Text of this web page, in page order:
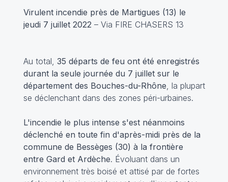
Virulent incendie près de Martigues (13) le
jeudi 7 juillet 2022 – Via FIRE CHASERS 13
Au total, 35 départs de feu ont été enregistrés
durant la seule journée du 7 juillet sur le
département des Bouches-du-Rhône , la plupart
se déclenchant dans des zones péri-urbaines.
L'incendie le plus intense s'est néanmoins
déclenché en toute fin d'après-midi près de la
commune de Bessèges (30) à la frontière
entre Gard et Ardèche. Évoluant dans un
environnement très boisé et attisé par de fortes